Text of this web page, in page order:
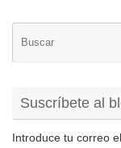
Suscríbete al
Introduce tu correo